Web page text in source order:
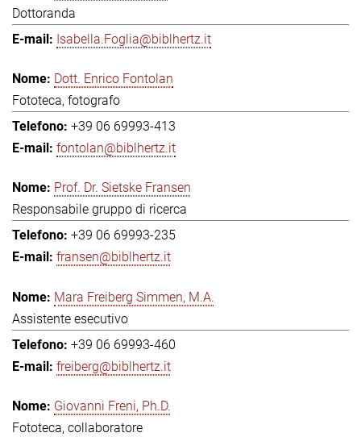
Dottoranda
Isabella.Foglia@biblhertz.it
Dott. Enrico Fontolan
Fototeca, fotografo
+39 06 69993-413
fontolan@biblhertz.it
Prof. Dr. Sietske Fransen
Responsabile gruppo di ricerca
+39 06 69993-235
fransen@biblhertz.it
Mara Freiberg Simmen, M.A.
Assistente esecutivo
+39 06 69993-460
freiberg@biblhertz.it
Giovanni Freni, Ph.D.
Fototeca, collaboratore